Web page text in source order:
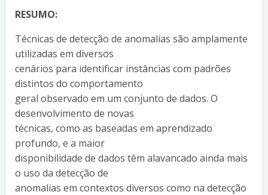
RESUMO:
Técnicas de detecção de anomalias são amplamente
utilizadas em diversos
cenários para identificar instâncias com padrões
distintos do comportamento
geral observado em um conjunto de dados. O
desenvolvimento de novas
técnicas, como as baseadas em aprendizado
profundo, e a maior
disponibilidade de dados têm alavancado ainda mais
o uso da detecção de
anomalias em contextos diversos como na detecção